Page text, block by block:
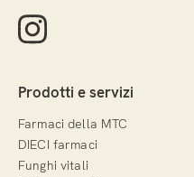
Prodotti e servizi
Farmaci della MTC
DIECI farmaci
Funghi vitali